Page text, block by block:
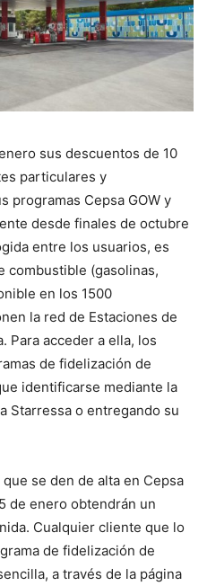
sus descuentos de 10
particulares y
programas Cepsa GOW y
desde finales de octubre
entre los usuarios, es
combustible (gasolinas,
en los 1500
la red de Estaciones de
Para acceder a ella, los
de fidelización de
identificarse mediante la
Starressa o entregando su
se den de alta en Cepsa
de enero obtendrán un
Cualquier cliente que lo
de fidelización de
a través de la página